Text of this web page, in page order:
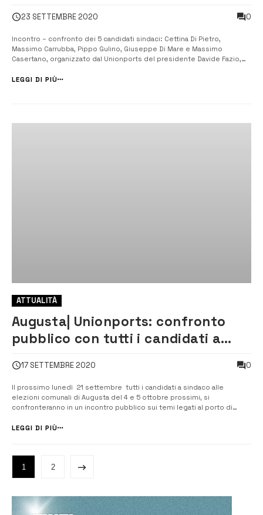
23 SETTEMBRE 2020 0
Incontro – confronto dei 5 candidati sindaci: Cettina Di Pietro,
Massimo Carrubba, Pippo Gulino, Giuseppe Di Mare e Massimo
Casertano, organizzato dal Unionports del presidente Davide Fazio,
Augusta. [/] Nelle vene di Augusta scorre la portualità, come
LEGGI DI PIÙ
ATTUALITÀ
Augusta| Unionports: confronto
pubblico con tutti i candidati a
17 SETTEMBRE 2020 0
Il prossimo lunedì 21 settembre tutti i candidati a sindaco alle
elezioni comunali di Augusta del 4 e 5 ottobre prossimi, si
confronteranno in un incontro pubblico sui temi legati al porto di
Augusta e non solo. [/] Il prossimo lunedì 21 settembre tutti i [&he...
LEGGI DI PIÙ
1 2